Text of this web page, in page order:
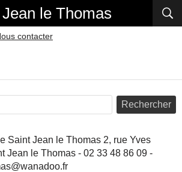
le Thomas
contacter
Rechercher
Saint Jean le Thomas 2, rue Yves
Jean le Thomas - 02 33 48 86 09 -